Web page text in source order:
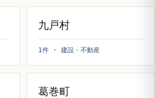
九戸村
1件 · 建設・不動産
葛巻町